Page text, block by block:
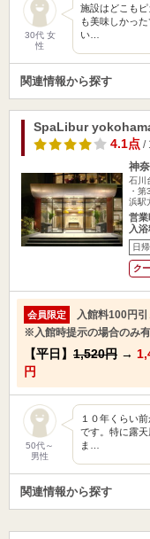
30代 女
性
施設はどこも
も美味しかっ
い…
関連情報から探す
SpaLibur yokohama
4.1点/
神
石川
・
浜駅
営
入
日
ク
会員限定
入館料100円引
※入館時提示の場合のみ
【平日】 1,520円 →
円
50代～
男性
１０年くらい
です。特に露
ま…
関連情報から探す